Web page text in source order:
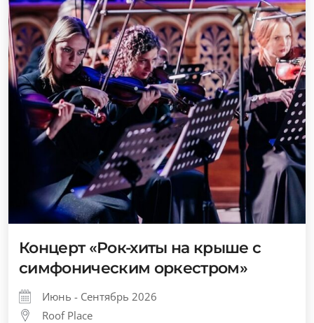
Концерт «Рок-хиты на крыше с
симфоническим оркестром»
Июнь - Сентябрь 2026
Roof Place